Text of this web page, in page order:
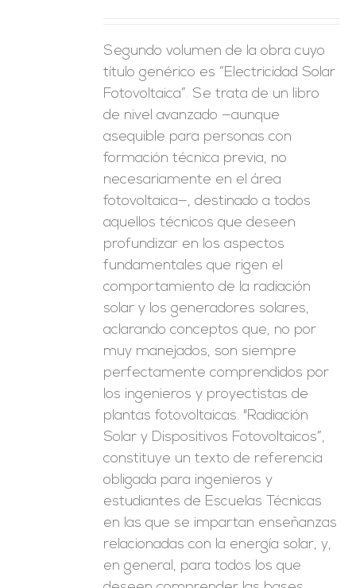
Segundo volumen de la obra cuyo
título genérico es “Electricidad Solar
Fotovoltaica”. Se trata de un libro
de nivel avanzado —aunque
asequible para personas con
formación técnica previa, no
necesariamente en el área
fotovoltaica—, destinado a todos
aquellos técnicos que deseen
profundizar en los aspectos
fundamentales que rigen el
comportamiento de la radiación
solar y los generadores solares,
aclarando conceptos que, no por
muy manejados, son siempre
perfectamente comprendidos por
los ingenieros y proyectistas de
plantas fotovoltaicas. "Radiación
Solar y Dispositivos Fotovoltaicos”,
constituye un texto de referencia
obligada para ingenieros y
estudiantes de Escuelas Técnicas
en las que se impartan enseñanzas
relacionadas con la energía solar, y,
en general, para todos los que